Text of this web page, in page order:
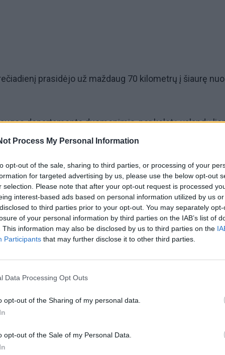
Process My Personal Information
opt-out of the sale, sharing to third parties, or processing of your
for targeted advertising by us, please use the below opt-out
selection. Please note that after your opt-out request is processed
interest-based ads based on personal information utilized by us
to third parties prior to your opt-out. You may separately
of your personal information by third parties on the IAB’s list of
This information may also be disclosed by us to third parties on the
Participants that may further disclose it to other third parties.
Data Processing Opt Outs
opt-out of the Sharing of my personal data.
opt-out of the Sale of my Personal Data.
prasidėjo už maždaug 70 kilometrų į šiaurę
departamento duomenimis, per keletą valandų
38 kvadratinių kilometrų plotą ir, Los Andželo
pavykę suvaldyti.
žmonių buvo nurodyta evakuotis, dėl galimos
000 gyventojų, sakė Los Andželo apygardos šerifas
teigimu, apie ugnies sunaikintą nekilnojamąjį turtą